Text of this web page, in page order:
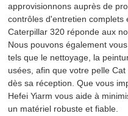
approvisionnons auprès de
contrôles d'entretien complets
Caterpillar 320 réponde aux
Nous pouvons également
tels que le nettoyage, la
usées, afin que votre pelle
dès sa réception. Que vous
Hefei Yiarm vous aide à
un matériel robuste et fiable.